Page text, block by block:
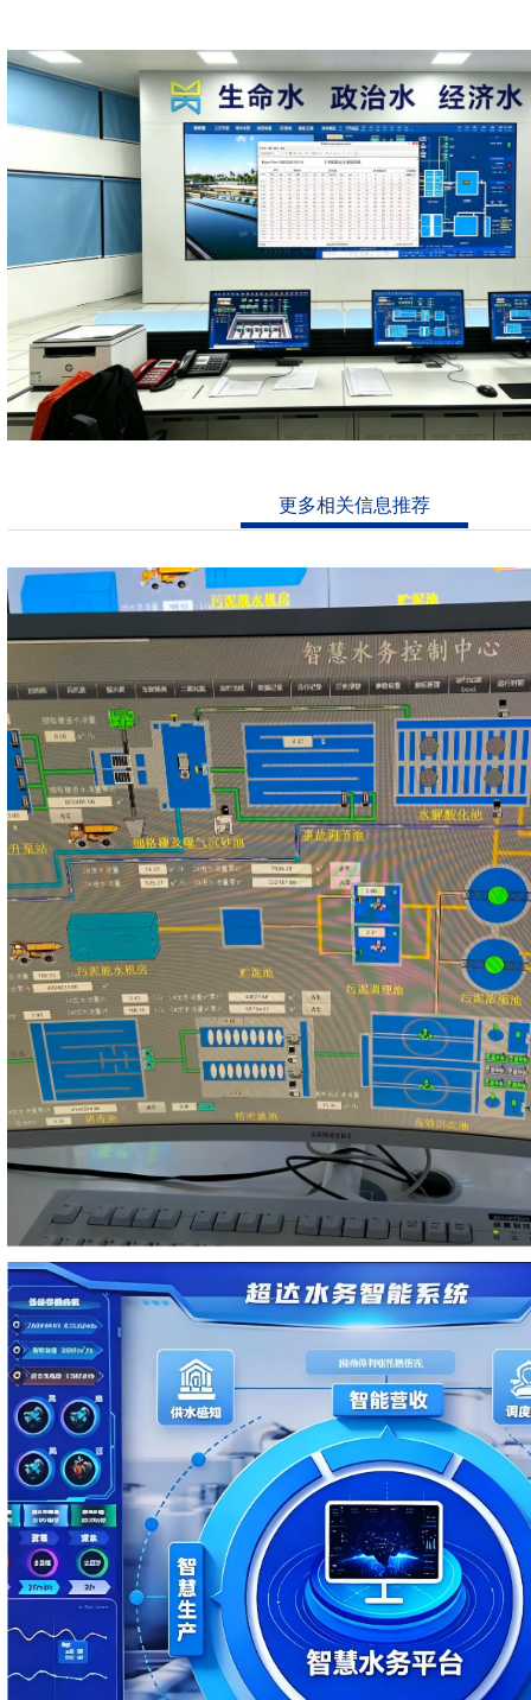
更多相关信息推荐